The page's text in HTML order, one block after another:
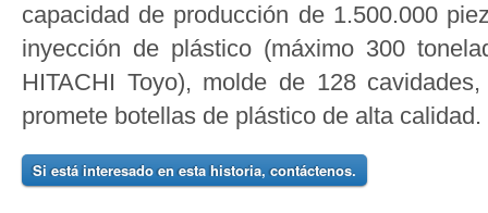
capacidad de producción de 1.500.000
inyección de plástico (máximo 300
HITACHI Toyo), molde de 128
promete botellas de plástico de alta calidad.
Si está interesado en esta historia, contáctenos.